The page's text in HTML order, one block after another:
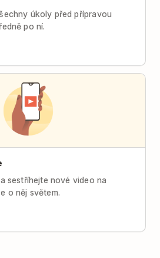
úkoly před přípravou
po ní.
sestříhejte nové video na
o něj světem.